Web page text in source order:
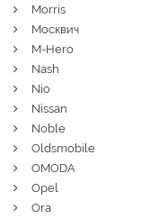
Morris
Москвич
M-Hero
Nash
Nio
Nissan
Noble
Oldsmobile
OMODA
Opel
Ora